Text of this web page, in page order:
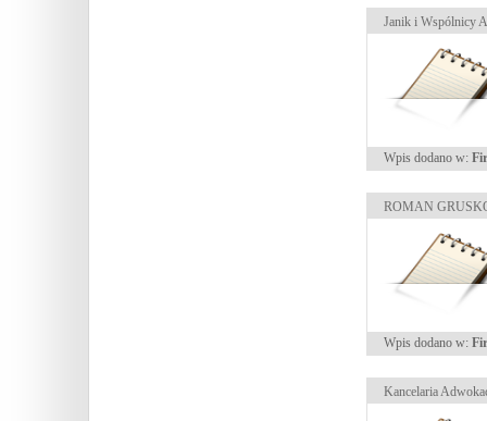
Janik i Wspólnicy
Wpis dodano w:
ROMAN
Wpis dodano w:
Kancelaria